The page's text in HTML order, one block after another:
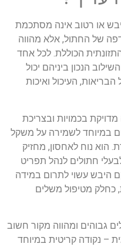
יבש או רטוב אינה מסתכמת
של החתול, אלא מהווה
הכוללת. לכל אחד
הנכון ביניהם יכול
העיכול ואיכות
בכמויות ובצריכת
במיוחד לשמירה על משקל
הוא נוח לאחסון, מחזיק
חתולים לנהל תפריט
היבש עשוי לתרום במידה
כחלק מטיפול משלים
גבוהים ומהווה מקור חשוב
– נקודה קריטית במיוחד